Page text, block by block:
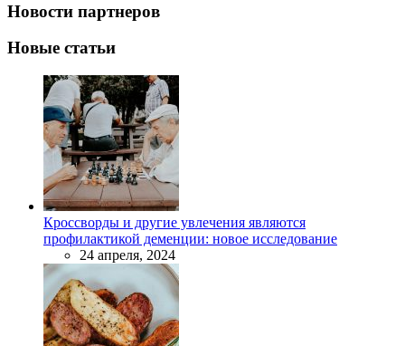
Новости партнеров
Новые статьи
Кроссворды и другие увлечения являются
профилактикой деменции: новое исследование
24 апреля, 2024